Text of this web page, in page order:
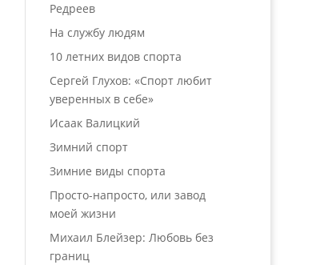
Редреев
На службу людям
10 летних видов спорта
Сергей Глухов: «Спорт любит
уверенных в себе»
Исаак Валицкий
Зимний спорт
Зимние виды спорта
Просто-напросто, или завод
моей жизни
Михаил Блейзер: Любовь без
границ